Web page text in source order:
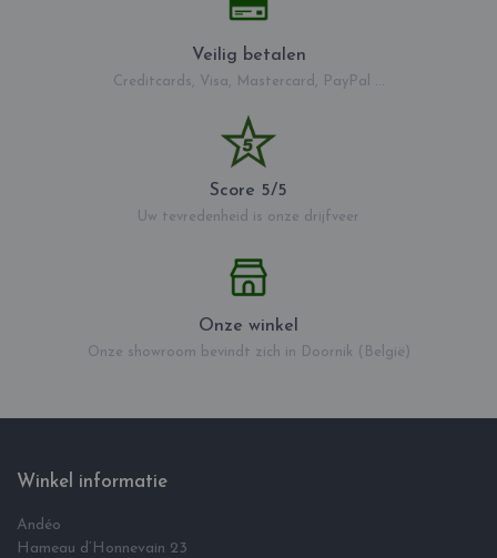
Veilig betalen
Creditcards, Visa, Mastercard, PayPal ...
Score 5/5
Uw tevredenheid is onze drijfveer
Onze winkel
Onze showroom bevindt zich in Doornik (België)
Winkel informatie
Andéo
Hameau d‘Honnevain 23